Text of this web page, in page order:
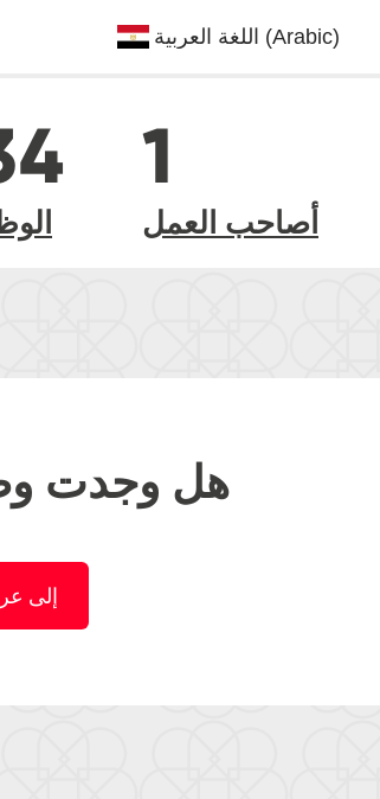
1
أصاحب العمل
هل وجدت
إلى